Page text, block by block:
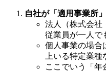
自社が「適用事業所
法人（株式会社
従業員が一人で
個人事業の場合
上いる特定業種
ここでいう「年